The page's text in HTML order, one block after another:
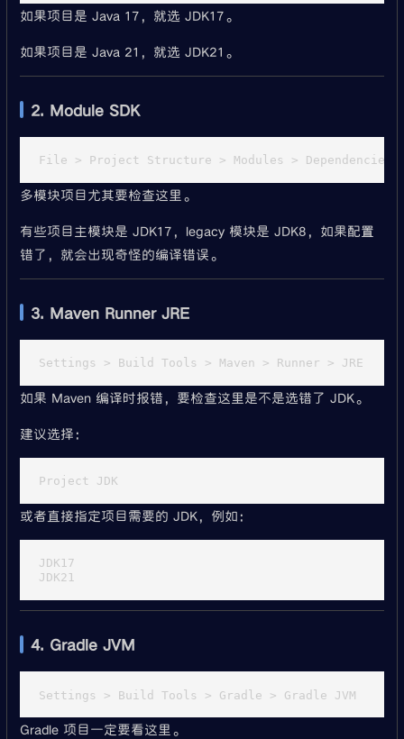
如果项目是 Java 17，就选 JDK17。
如果项目是 Java 21，就选 JDK21。
2. Module SDK
多模块项目尤其要检查这里。
有些项目主模块是 JDK17，legacy 模块是 JDK8，如果配置
错了，就会出现奇怪的编译错误。
3. Maven Runner JRE
如果 Maven 编译时报错，要检查这里是不是选错了 JDK。
建议选择：
或者直接指定项目需要的 JDK，例如：
JDK17
4. Gradle JVM
Gradle 项目一定要看这里。